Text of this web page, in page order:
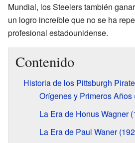
Mundial, los Steelers también
un logro increíble que no se ha
profesional estadounidense.
Contenido
Historia de los Pittsburgh
Orígenes y Primeros Años
La Era de Honus Wagner
La Era de Paul Waner